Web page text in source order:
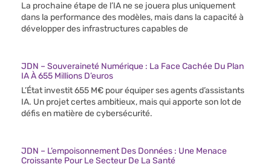
La prochaine étape de l’IA ne se jouera plus uniquement
dans la performance des modèles, mais dans la capacité à
développer des infrastructures capables de
JDN – Souveraineté Numérique : La Face Cachée Du Plan
IA À 655 Millions D’euros
L’État investit 655 M€ pour équiper ses agents d’assistants
IA. Un projet certes ambitieux, mais qui apporte son lot de
défis en matière de cybersécurité.
JDN – L’empoisonnement Des Données : Une Menace
Croissante Pour Le Secteur De La Santé